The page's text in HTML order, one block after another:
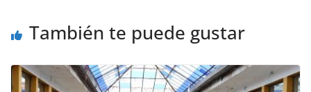
También te puede gustar